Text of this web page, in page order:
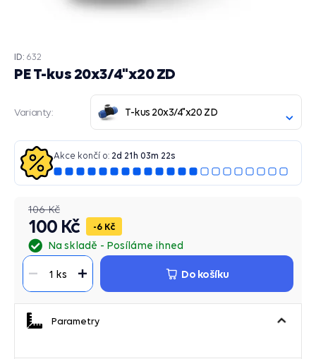
PE T-kus 20x3/4"x20 ZD
ID: 632
Varianty: T-kus 20x3/4"x20 ZD
Na skladě Posíláme ihned
6 Kč
Akce končí o: 2d 21 h 03m 22s
106 Kč
100 Kč
1 ks Do košíku
Parametry